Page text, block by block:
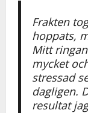
Frakten
hoppats,
Mitt
mycket
stressad
dagligen.
resultat